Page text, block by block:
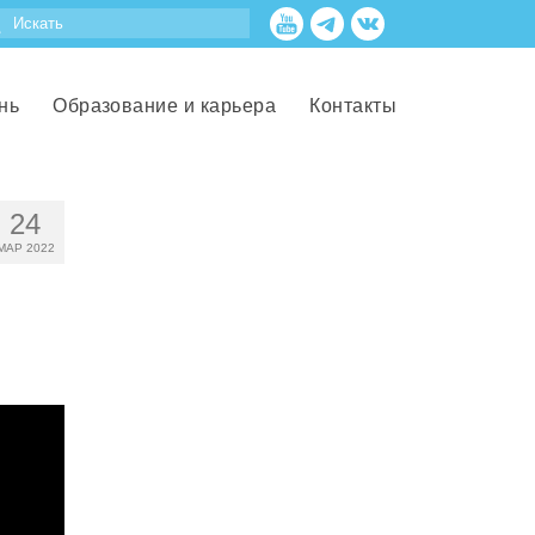
Образование и карьера Контакты
24
2022